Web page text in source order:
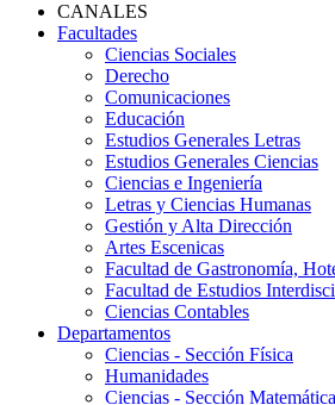
CANALES
Facultades
Ciencias Sociales
Derecho
Comunicaciones
Educación
Estudios Generales Letras
Estudios Generales Ciencias
Ciencias e Ingeniería
Letras y Ciencias Humanas
Gestión y Alta Dirección
Artes Escenicas
Facultad de Gastronomía,
Facultad de Estudios
Ciencias Contables
Departamentos
Ciencias - Sección Física
Humanidades
Ciencias - Sección